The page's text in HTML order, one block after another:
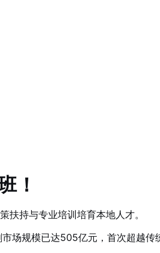
！
持与专业培训培育本地人才。
场规模已达505亿元，首次超越传